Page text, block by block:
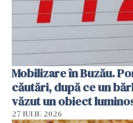
Mobilizare în Buzău.
căutări, după ce un
văzut un obiect
27 IULIE 2026